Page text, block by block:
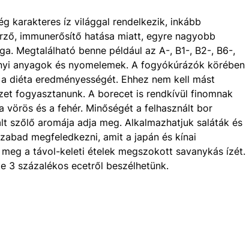
karakteres íz világgal rendelkezik, inkább
immunerősítő hatása miatt, egyre nagyobb
Megtalálható benne például az A-, B1-, B2-, B6-,
anyagok és nyomelemek. A fogyókúrázók körében
diéta eredményességét. Ehhez nem kell mást
fogyasztanunk. A borecet is rendkívül finomnak
vörös és a fehér. Minőségét a felhasznált bor
szőlő aromája adja meg. Alkalmazhatjuk saláták és
megfeledkezni, amit a japán és kínai
a távol-keleti ételek megszokott savanykás ízét.
3 százalékos ecetről beszélhetünk.